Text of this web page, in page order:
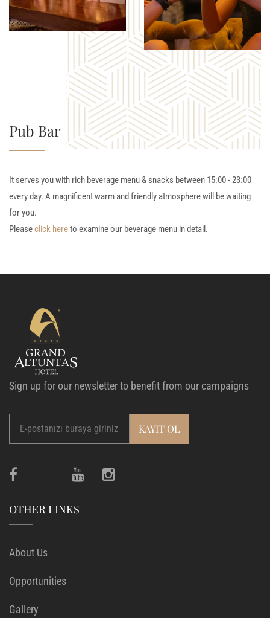
Pub Bar
It serves you with rich beverage menu & snacks between 15:00 - 23:00
every day. A magnificent warm and friendly atmosphere will be waiting
for you.
Pleaseclick hereto examine our beverage menu in detail.
Sign up for our newsletter to benefit from our campaigns
OTHER LINKS
About Us
Opportunities
Gallery